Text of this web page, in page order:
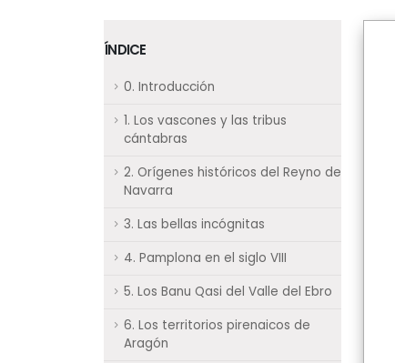
ÍNDICE
0. Introducción
1. Los vascones y las tribus
cántabras
2. Orígenes históricos del Reyno de
Navarra
3. Las bellas incógnitas
4. Pamplona en el siglo VIII
5. Los Banu Qasi del Valle del Ebro
6. Los territorios pirenaicos de
Aragón